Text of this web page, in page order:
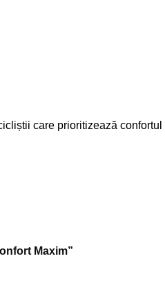
care prioritizează confortul
Maxim”